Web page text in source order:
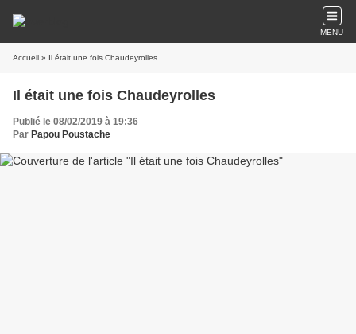
MENU
Accueil » Il était une fois Chaudeyrolles
Il était une fois Chaudeyrolles
Publié le 08/02/2019 à 19:36
Par Papou Poustache